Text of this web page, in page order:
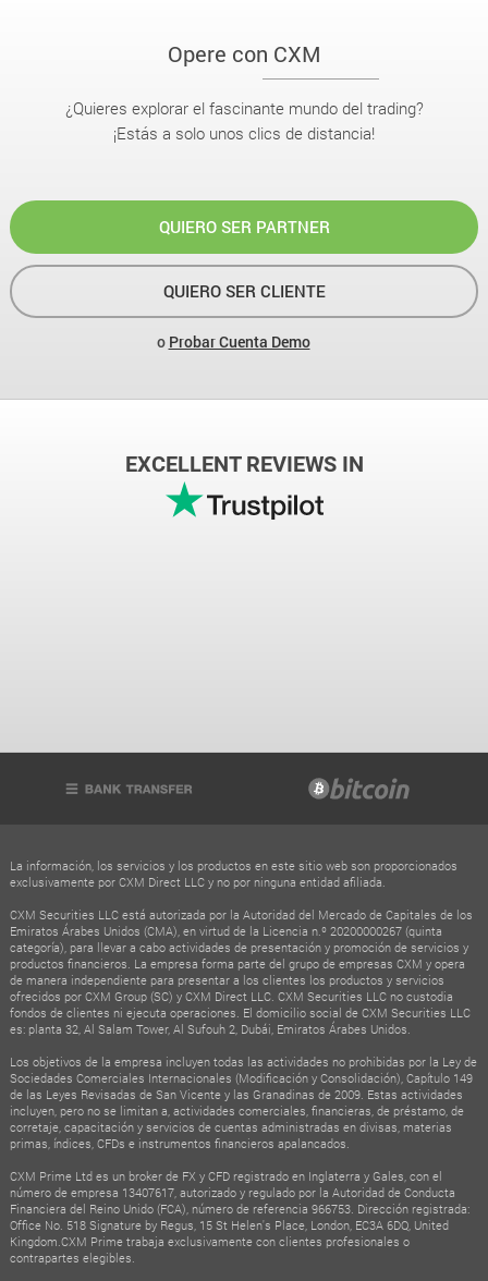
Opere con CXM
¿Quieres explorar el fascinante mundo del trading?
¡Estás a solo unos clics de distancia!
QUIERO SER PARTNER
QUIERO SER CLIENTE
o Probar Cuenta Demo
EXCELLENT REVIEWS IN
La información, los servicios y los productos en este sitio web son proporcionados
exclusivamente por CXM Direct LLC y no por ninguna entidad afiliada.
CXM Securities LLC está autorizada por la Autoridad del Mercado de Capitales de los
Emiratos Árabes Unidos (CMA), en virtud de la Licencia n.º 20200000267 (quinta
categoría), para llevar a cabo actividades de presentación y promoción de servicios y
productos financieros. La empresa forma parte del grupo de empresas CXM y opera
de manera independiente para presentar a los clientes los productos y servicios
ofrecidos por CXM Group (SC) y CXM Direct LLC. CXM Securities LLC no custodia
fondos de clientes ni ejecuta operaciones. El domicilio social de CXM Securities LLC
es: planta 32, Al Salam Tower, Al Sufouh 2, Dubái, Emiratos Árabes Unidos.
Los objetivos de la empresa incluyen todas las actividades no prohibidas por la Ley de
Sociedades Comerciales Internacionales (Modificación y Consolidación), Capítulo 149
de las Leyes Revisadas de San Vicente y las Granadinas de 2009. Estas actividades
incluyen, pero no se limitan a, actividades comerciales, financieras, de préstamo, de
corretaje, capacitación y servicios de cuentas administradas en divisas, materias
primas, índices, CFDs e instrumentos financieros apalancados.
CXM Prime Ltd es un broker de FX y CFD registrado en Inglaterra y Gales, con el
número de empresa 13407617, autorizado y regulado por la Autoridad de Conducta
Financiera del Reino Unido (FCA), número de referencia 966753. Dirección registrada:
Office No. 518 Signature by Regus, 15 St Helen's Place, London, EC3A 6DQ, United
Kingdom.CXM Prime trabaja exclusivamente con clientes profesionales o
contrapartes elegibles.